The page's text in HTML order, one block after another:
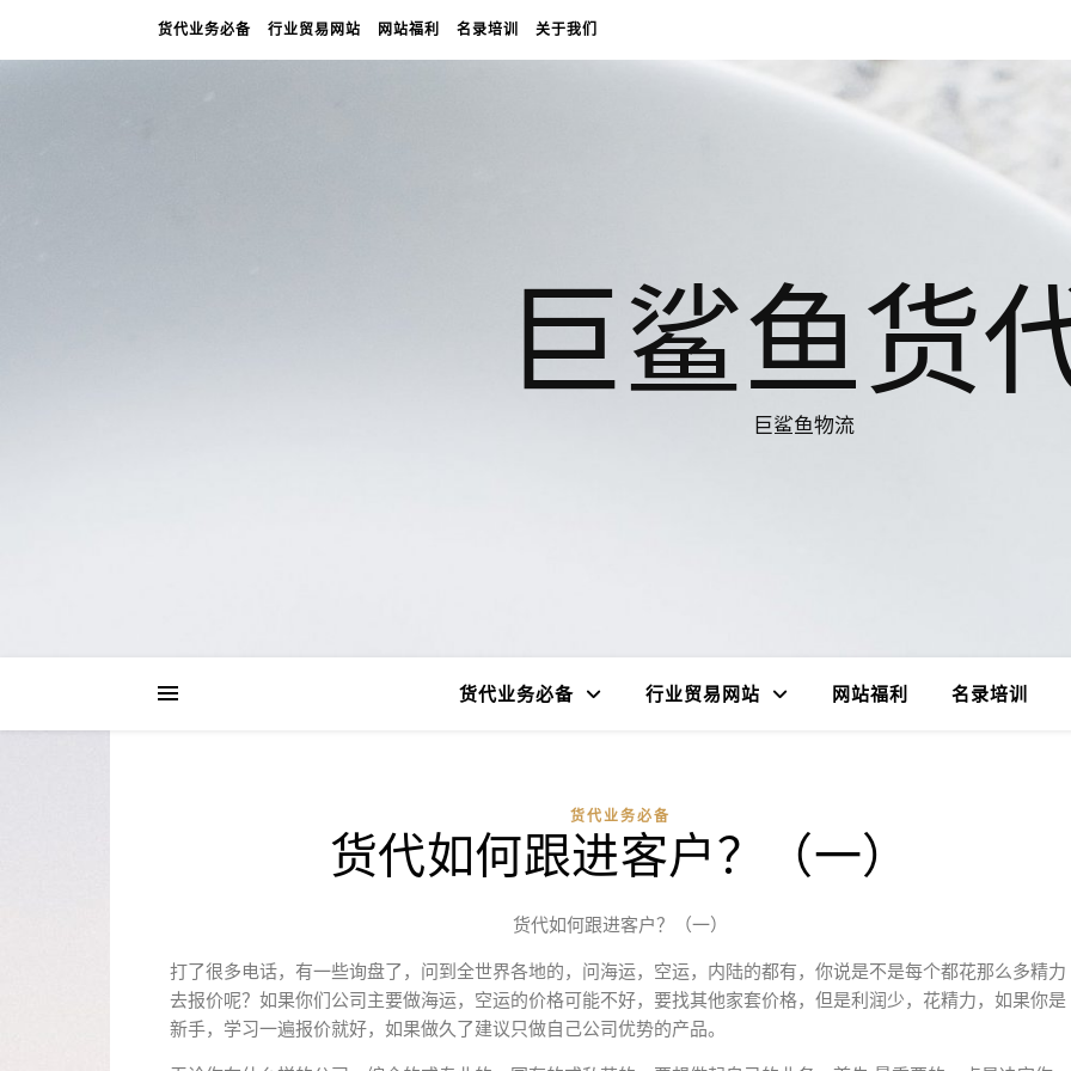
货代业务必备 行业贸易网站 网站福利 名录培训 关于我们
巨鲨鱼货
巨鲨鱼物流
货代业务必备 行业贸易网站 网站福利 名录培训
货代业务必备
货代如何跟进客户？（一）
货代如何跟进客户？（一）
打了很多电话，有一些询盘了，问到全世界各地的，问海运，空运，内陆的都有，你说是不是每个都花那么多精力
去报价呢？如果你们公司主要做海运，空运的价格可能不好，要找其他家套价格，但是利润少，花精力，如果你是
新手，学习一遍报价就好，如果做久了建议只做自己公司优势的产品。